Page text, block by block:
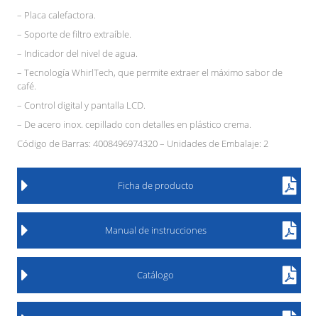
– Placa calefactora.
– Soporte de filtro extraíble.
– Indicador del nivel de agua.
– Tecnología WhirlTech, que permite extraer el máximo sabor de
café.
– Control digital y pantalla LCD.
– De acero inox. cepillado con detalles en plástico crema.
Código de Barras: 4008496974320 – Unidades de Embalaje: 2
Ficha de producto
Manual de instrucciones
Catálogo